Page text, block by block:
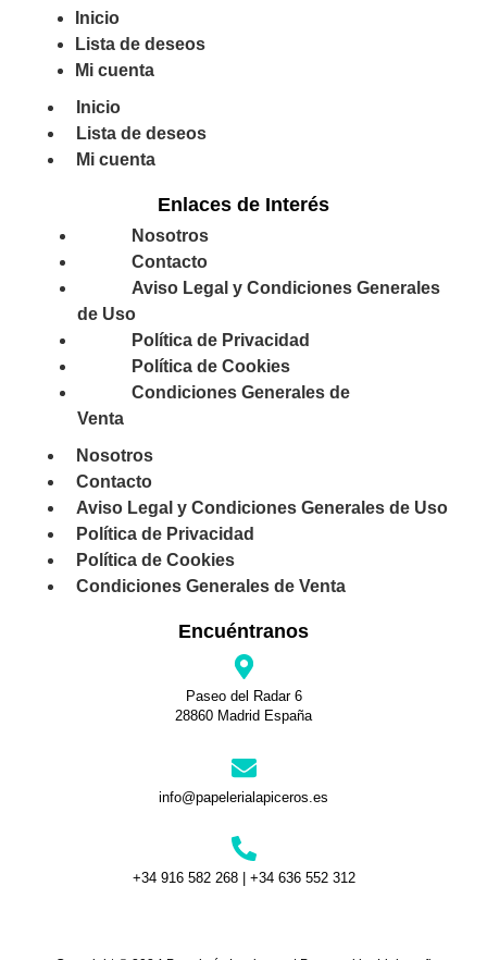
Inicio
Lista de deseos
Mi cuenta
Inicio
Lista de deseos
Mi cuenta
Enlaces de Interés
Nosotros
Contacto
Aviso Legal y Condiciones Generales
de Uso
Política de Privacidad
Política de Cookies
Condiciones Generales de
Venta
Nosotros
Contacto
Aviso Legal y Condiciones Generales de Uso
Política de Privacidad
Política de Cookies
Condiciones Generales de Venta
Encuéntranos
Paseo del Radar 6
28860 Madrid España
info@papelerialapiceros.es
+34 916 582 268 | +34 636 552 312